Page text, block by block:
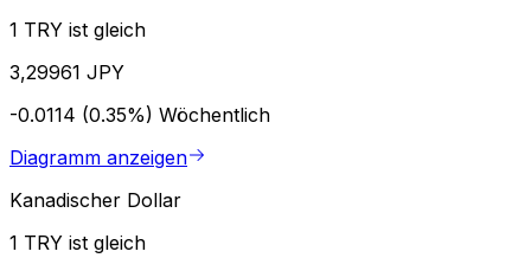
1 TRY ist gleich
3,29961 JPY
-0.0114 (0.35%) Wöchentlich
Diagramm anzeigen
Kanadischer Dollar
1 TRY ist gleich